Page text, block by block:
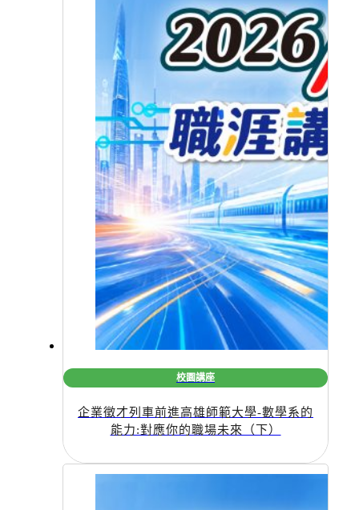
校園講座
企業徵才列車前進高雄師範大學-數學系的
能力:對應你的職場未來（下）